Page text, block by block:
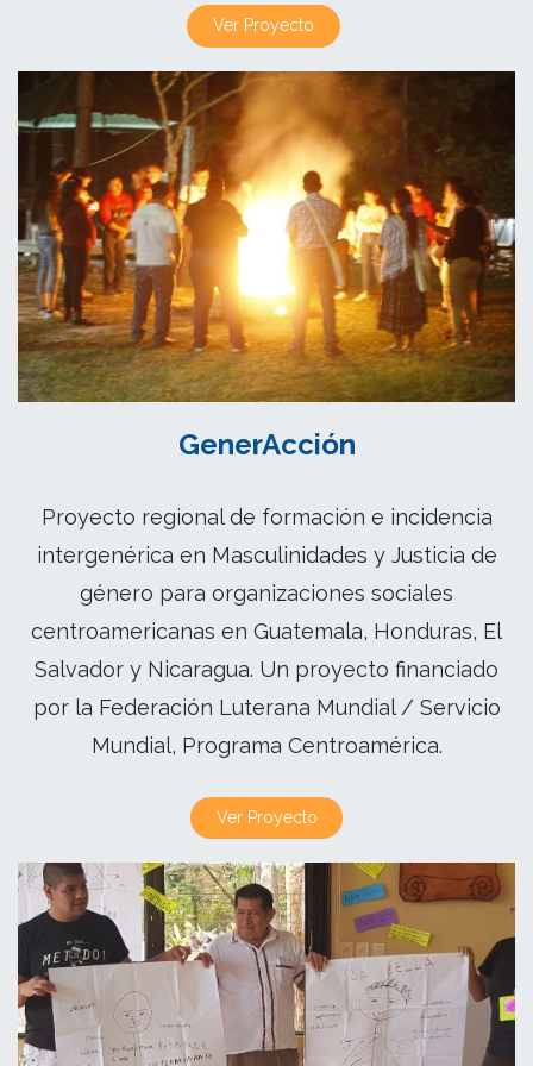
Ver Proyecto
GenerAcción
Proyecto regional de formación e incidencia
intergenérica en Masculinidades y Justicia de
género para organizaciones sociales
centroamericanas en Guatemala, Honduras, El
Salvador y Nicaragua. Un proyecto financiado
por la Federación Luterana Mundial / Servicio
Mundial, Programa Centroamérica.
Ver Proyecto